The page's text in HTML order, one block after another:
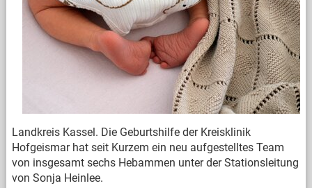
Landkreis Kassel. Die Geburtshilfe der Kreisklinik
Hofgeismar hat seit Kurzem ein neu aufgestelltes Team
von insgesamt sechs Hebammen unter der Stationsleitung
von Sonja Heinlee.